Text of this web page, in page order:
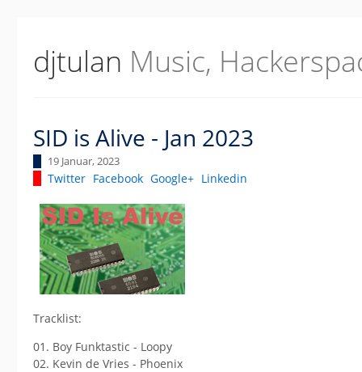
djtulan Music,
SID is Alive - Jan 2023
19 Januar, 2023
Twitter Facebook Google+ Linkedin
Tracklist:
01. Boy Funktastic - Loopy
02. Kevin de Vries - Phoenix